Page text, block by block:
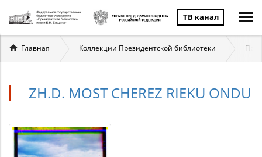
ТВ канал
Вы
здесь
Главная Коллекции Президентской библиотеки
ZH.D. MOST CHEREZ RIEKU ONDU